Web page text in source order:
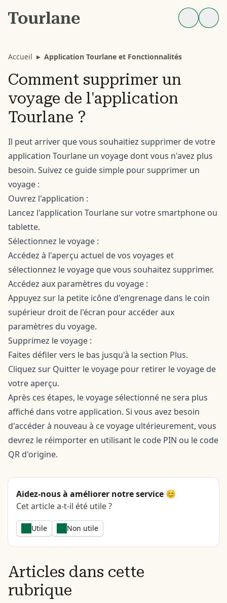
Accueil ▸ Application Tourlane et Fonctionnalités
Comment supprimer un
voyage de l'application
Tourlane ?
Il peut arriver que vous souhaitiez supprimer de votre
application Tourlane un voyage dont vous n'avez plus
besoin. Suivez ce guide simple pour supprimer un
voyage :
Ouvrez l'application :
Lancez l'application Tourlane sur votre smartphone ou
tablette.
Sélectionnez le voyage :
Accédez à l'aperçu actuel de vos voyages et
sélectionnez le voyage que vous souhaitez supprimer.
Accédez aux paramètres du voyage :
Appuyez sur la petite icône d'engrenage dans le coin
supérieur droit de l'écran pour accéder aux
paramètres du voyage.
Supprimez le voyage :
Faites défiler vers le bas jusqu'à la section Plus.
Cliquez sur Quitter le voyage pour retirer le voyage de
votre aperçu.
Après ces étapes, le voyage sélectionné ne sera plus
affiché dans votre application. Si vous avez besoin
d'accéder à nouveau à ce voyage ultérieurement, vous
devrez le réimporter en utilisant le code PIN ou le code
QR d'origine.
Aidez-nous à améliorer notre service 😊
Cet article a-t-il été utile ?
Utile Non utile
Articles dans cette
rubrique